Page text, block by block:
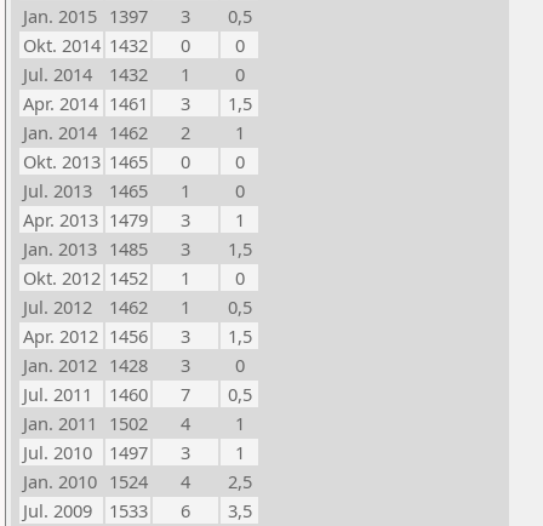
Jan. 2015 1397 3
0,5
Okt. 2014 1432 0
0
Jul. 2014
1432 1
0
Apr. 2014 1461 3
1,5
Jan. 2014 1462 2
1
Okt. 2013 1465 0
0
Jul. 2013
1465 1
0
Apr. 2013 1479 3
1
Jan. 2013 1485 3
1,5
Okt. 2012 1452 1
0
Jul. 2012
1462 1
0,5
Apr. 2012 1456 3
1,5
Jan. 2012 1428 3
0
Jul. 2011
1460 7
0,5
Jan. 2011
1502 4
1
Jul. 2010
1497 3
1
Jan. 2010 1524 4
2,5
Jul. 2009
1533 6
3,5